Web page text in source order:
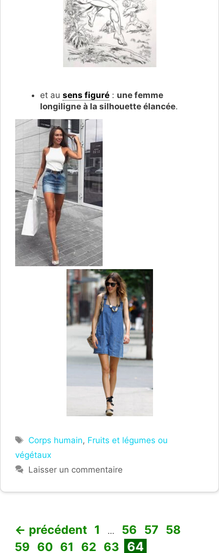
et au sens figuré : une femme
longiligne à la silhouette élancée.
Étiquettes
Corps humain, Fruits et légumes ou
végétaux
Laisser un commentaire
← précédent Page
1 … Page
56 Page
57 Page
58
59 Page
60 Page
61 Page
62 Page
63 Page
64